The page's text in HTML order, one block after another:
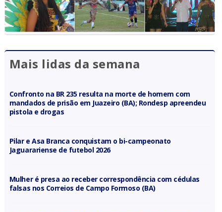
Mais lidas da semana
Confronto na BR 235 resulta na morte de homem com
mandados de prisão em Juazeiro (BA); Rondesp apreendeu
pistola e drogas
Pilar e Asa Branca conquistam o bi-campeonato
Jaguarariense de futebol 2026
Mulher é presa ao receber correspondência com cédulas
falsas nos Correios de Campo Formoso (BA)